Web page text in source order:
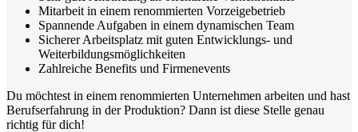
Mitarbeit in einem renommierten Vorzeigebetrieb
Spannende Aufgaben in einem dynamischen Team
Sicherer Arbeitsplatz mit guten Entwicklungs- und
Weiterbildungsmöglichkeiten
Zahlreiche Benefits und Firmenevents
Du möchtest in einem renommierten Unternehmen arbeiten und hast
Berufserfahrung in der Produktion? Dann ist diese Stelle genau
richtig für dich!